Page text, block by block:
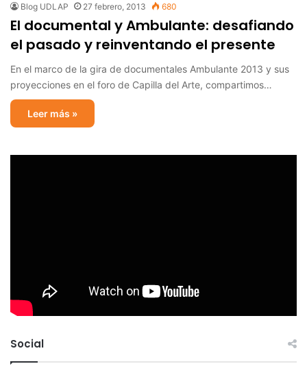
Blog UDLAP 27 febrero, 2013 680
El documental y Ambulante: desafiando
el pasado y reinventando el presente
En el marco de la gira de documentales Ambulante 2013 y sus
proyecciones en el foro de Capilla del Arte, compartimos…
Leer más »
Social